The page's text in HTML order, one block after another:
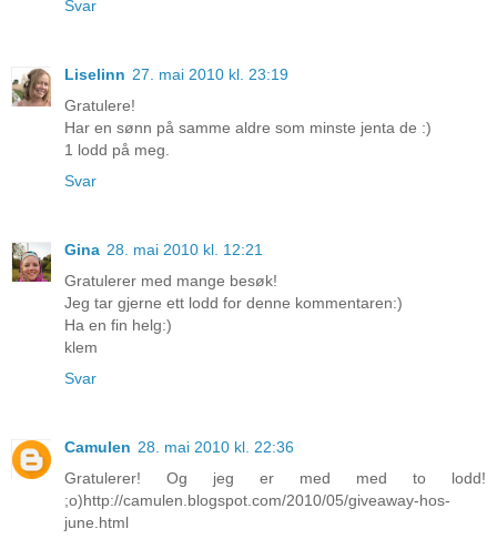
Svar
Liselinn 27. mai 2010 kl. 23:19
Gratulere!
Har en sønn på samme aldre som minste jenta de :)
1 lodd på meg.
Svar
Gina 28. mai 2010 kl. 12:21
Gratulerer med mange besøk!
Jeg tar gjerne ett lodd for denne kommentaren:)
Ha en fin helg:)
klem
Svar
Camulen 28. mai 2010 kl. 22:36
Gratulerer! Og jeg er med med to lodd!
;o)http://camulen.blogspot.com/2010/05/giveaway-hos-
june.html